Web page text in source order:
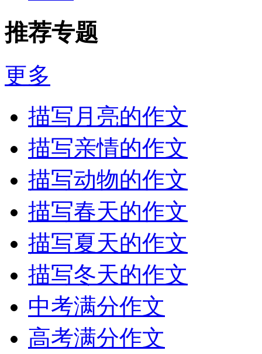
推荐专题
更多
描写月亮的作文
描写亲情的作文
描写动物的作文
描写春天的作文
描写夏天的作文
描写冬天的作文
中考满分作文
高考满分作文